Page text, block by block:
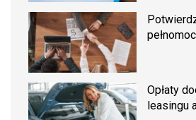
Opłaty
leasingu